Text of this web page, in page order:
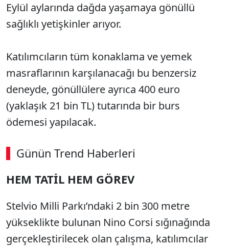
Eylül aylarında dağda yaşamaya gönüllü
sağlıklı yetişkinler arıyor.
Katılımcıların tüm konaklama ve yemek
masraflarının karşılanacağı bu benzersiz
deneyde, gönüllülere ayrıca 400 euro
(yaklaşık 21 bin TL) tutarında bir burs
ödemesi yapılacak.
Günün Trend Haberleri
HEM TATİL HEM GÖREV
Stelvio Milli Parkı’ndaki 2 bin 300 metre
yükseklikte bulunan Nino Corsi sığınağında
gerçekleştirilecek olan çalışma, katılımcılar